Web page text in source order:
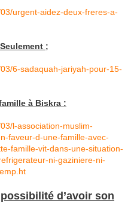
urgent-aidez-deux-freres-a-
;
6-sadaquah-jariyah-pour-15-
à Biskra :
l-association-muslim-
faveur-d-une-famille-avec-
famille-vit-dans-une-situation-
ni-gaziniere-ni-
d’avoir son